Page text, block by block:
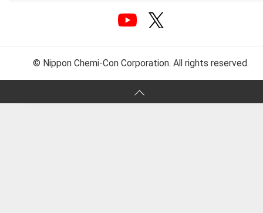
© Nippon Chemi-Con Corporation. All rights reserved.